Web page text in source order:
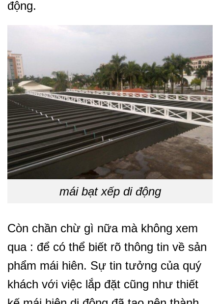
động.
mái bạt xếp di động
Còn chần chừ gì nữa mà không xem
qua : để có thể biết rõ thông tin về sản
phẩm mái hiên. Sự tin tưởng của quý
khách với việc lắp đặt cũng như thiết